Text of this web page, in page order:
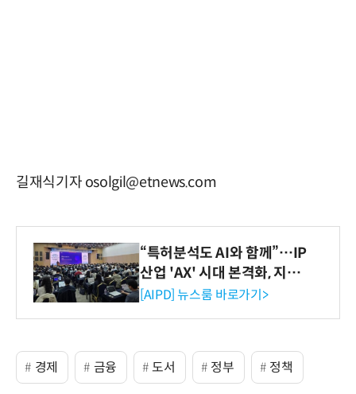
길재식기자 osolgil@etnews.com
“특허분석도 AI와 함께”…IP
산업 'AX' 시대 본격화, 지식
재산처 1호 AI IP데이터분석
[AIPD] 뉴스룸 바로가기>
경제 금융 도서 정부 정책